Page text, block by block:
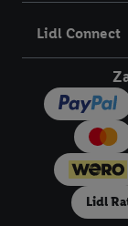
Lidl Connect
Lidl
dieser
Sofern Sie hier
Lidl Plus-Konto
Plus-Konto
angegebene E-
verwendet
zu erstellen (die
die sogleich